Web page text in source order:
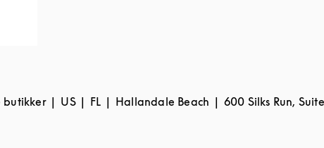
butikker US FL Hallandale Beach 600 Silks Run,